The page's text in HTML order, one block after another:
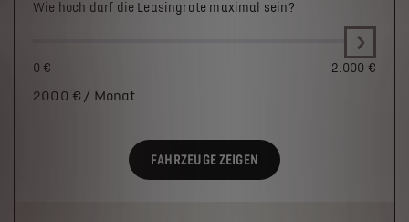
Wie hoch darf die Leasingrate maximal sein?
0 € 2.000 €
2000 € / Monat
FAHRZEUGE ZEIGEN